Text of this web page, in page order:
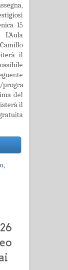
15
il
la-
del
il
,